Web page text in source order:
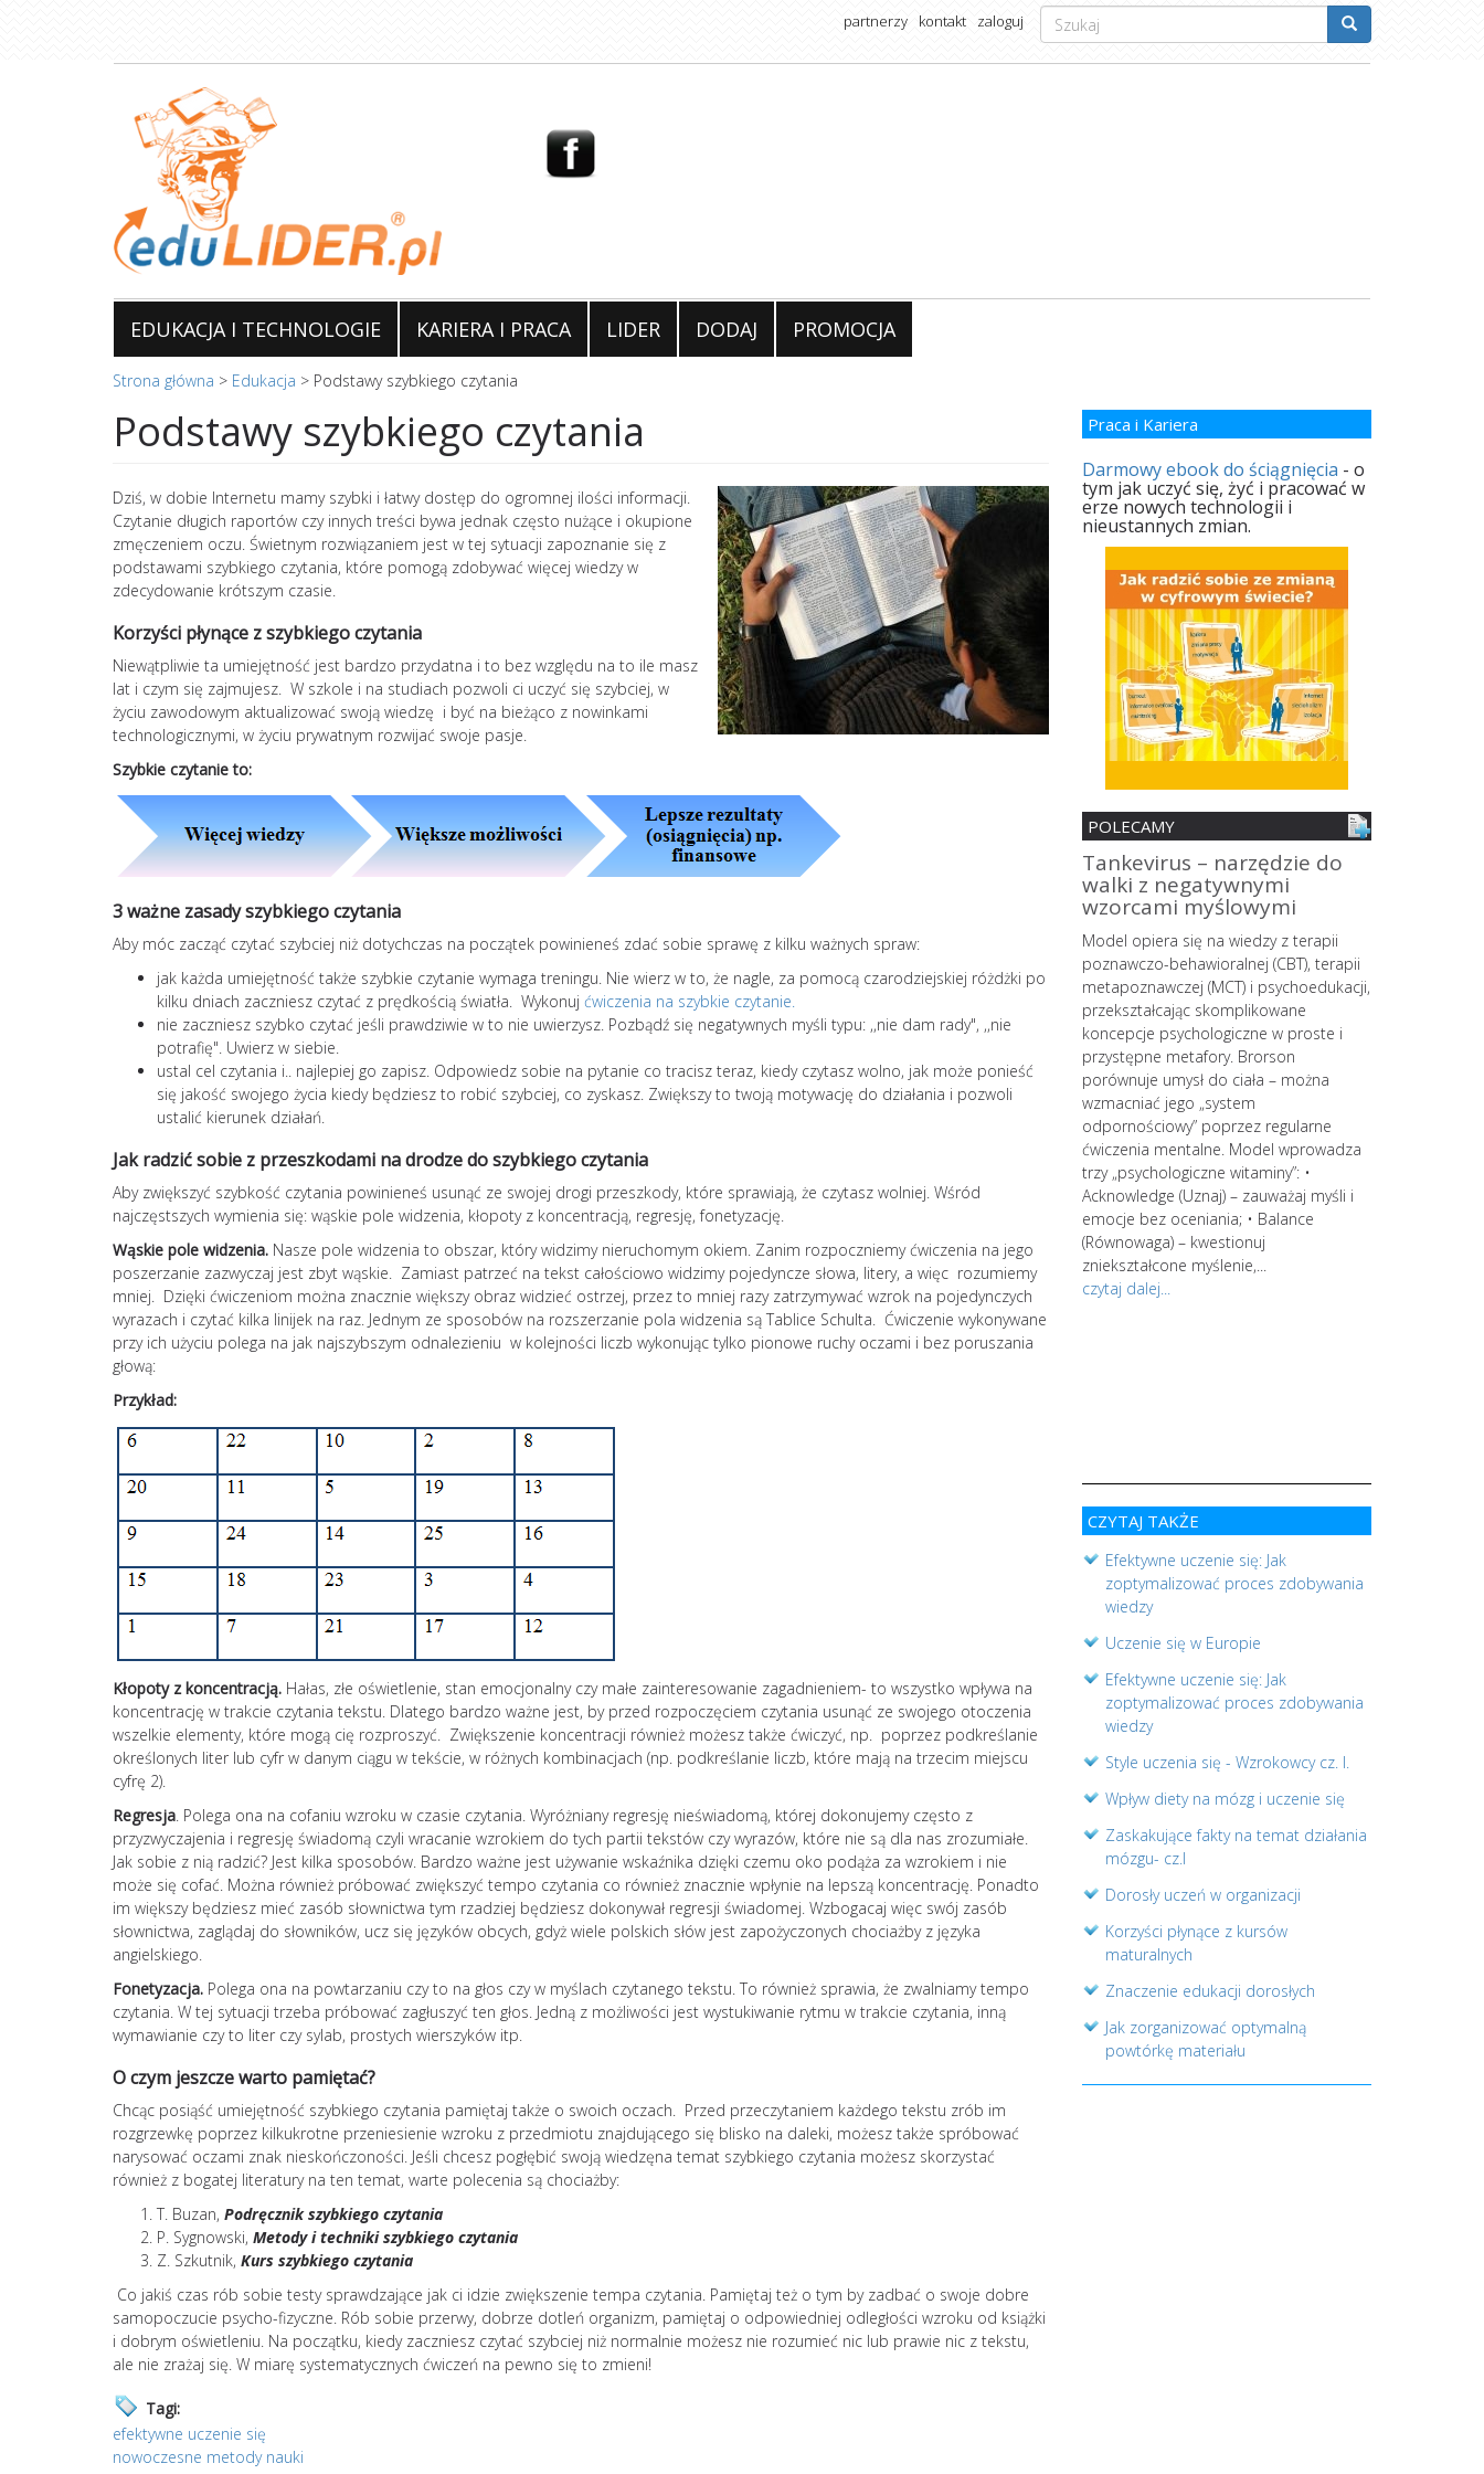
Formularz
wyszukiwania
Szukaj
partnerzy kontakt zaloguj
EDUKACJA I TECHNOLOGIE KARIERA I PRACA LIDER DODAJ PROMOCJA
Strona główna > Edukacja > Podstawy szybkiego czytania
Podstawy szybkiego czytania
Dziś, w dobie Internetu mamy szybki i łatwy dostęp do ogromnej ilości informacji.
Czytanie długich raportów czy innych treści bywa jednak często nużące i okupione
zmęczeniem oczu. Świetnym rozwiązaniem jest w tej sytuacji zapoznanie się z
podstawami szybkiego czytania, które pomogą zdobywać więcej wiedzy w
zdecydowanie krótszym czasie.
Korzyści płynące z szybkiego czytania
Niewątpliwie ta umiejętność jest bardzo przydatna i to bez względu na to ile masz
lat i czym się zajmujesz. W szkole i na studiach pozwoli ci uczyć się szybciej, w
życiu zawodowym aktualizować swoją wiedzę i być na bieżąco z nowinkami
technologicznymi, w życiu prywatnym rozwijać swoje pasje.
Szybkie czytanie to:
3 ważne zasady szybkiego czytania
Aby móc zacząć czytać szybciej niż dotychczas na początek powinieneś zdać sobie sprawę z kilku ważnych spraw:
jak każda umiejętność także szybkie czytanie wymaga treningu. Nie wierz w to, że nagle, za pomocą czarodziejskiej różdżki po
kilku dniach zaczniesz czytać z prędkością światła. Wykonuj ćwiczenia na szybkie czytanie.
nie zaczniesz szybko czytać jeśli prawdziwie w to nie uwierzysz. Pozbądź się negatywnych myśli typu: ,,nie dam rady", ,,nie
potrafię". Uwierz w siebie.
ustal cel czytania i.. najlepiej go zapisz. Odpowiedz sobie na pytanie co tracisz teraz, kiedy czytasz wolno, jak może ponieść
się jakość swojego życia kiedy będziesz to robić szybciej, co zyskasz. Zwiększy to twoją motywację do działania i pozwoli
ustalić kierunek działań.
Jak radzić sobie z przeszkodami na drodze do szybkiego czytania
Aby zwiększyć szybkość czytania powinieneś usunąć ze swojej drogi przeszkody, które sprawiają, że czytasz wolniej. Wśród
najczęstszych wymienia się: wąskie pole widzenia, kłopoty z koncentracją, regresję, fonetyzację.
Wąskie pole widzenia. Nasze pole widzenia to obszar, który widzimy nieruchomym okiem. Zanim rozpoczniemy ćwiczenia na jego
poszerzanie zazwyczaj jest zbyt wąskie. Zamiast patrzeć na tekst całościowo widzimy pojedyncze słowa, litery, a więc rozumiemy
mniej. Dzięki ćwiczeniom można znacznie większy obraz widzieć ostrzej, przez to mniej razy zatrzymywać wzrok na pojedynczych
wyrazach i czytać kilka linijek na raz. Jednym ze sposobów na rozszerzanie pola widzenia są Tablice Schulta. Ćwiczenie wykonywane
przy ich użyciu polega na jak najszybszym odnalezieniu w kolejności liczb wykonując tylko pionowe ruchy oczami i bez poruszania
głową:
Przykład:
Kłopoty z koncentracją. Hałas, złe oświetlenie, stan emocjonalny czy małe zainteresowanie zagadnieniem- to wszystko wpływa na
koncentrację w trakcie czytania tekstu. Dlatego bardzo ważne jest, by przed rozpoczęciem czytania usunąć ze swojego otoczenia
wszelkie elementy, które mogą cię rozproszyć. Zwiększenie koncentracji również możesz także ćwiczyć, np. poprzez podkreślanie
określonych liter lub cyfr w danym ciągu w tekście, w różnych kombinacjach (np. podkreślanie liczb, które mają na trzecim miejscu
cyfrę 2).
Regresja . Polega ona na cofaniu wzroku w czasie czytania. Wyróżniany regresję nieświadomą, której dokonujemy często z
przyzwyczajenia i regresję świadomą czyli wracanie wzrokiem do tych partii tekstów czy wyrazów, które nie są dla nas zrozumiałe.
Jak sobie z nią radzić? Jest kilka sposobów. Bardzo ważne jest używanie wskaźnika dzięki czemu oko podąża za wzrokiem i nie
może się cofać. Można również próbować zwiększyć tempo czytania co również znacznie wpłynie na lepszą koncentrację. Ponadto
im większy będziesz mieć zasób słownictwa tym rzadziej będziesz dokonywał regresji świadomej. Wzbogacaj więc swój zasób
słownictwa, zaglądaj do słowników, ucz się języków obcych, gdyż wiele polskich słów jest zapożyczonych chociażby z języka
angielskiego.
Fonetyzacja. Polega ona na powtarzaniu czy to na głos czy w myślach czytanego tekstu. To również sprawia, że zwalniamy tempo
czytania. W tej sytuacji trzeba próbować zagłuszyć ten głos. Jedną z możliwości jest wystukiwanie rytmu w trakcie czytania, inną
wymawianie czy to liter czy sylab, prostych wierszyków itp.
O czym jeszcze warto pamiętać?
Chcąc posiąść umiejętność szybkiego czytania pamiętaj także o swoich oczach. Przed przeczytaniem każdego tekstu zrób im
rozgrzewkę poprzez kilkukrotne przeniesienie wzroku z przedmiotu znajdującego się blisko na daleki, możesz także spróbować
narysować oczami znak nieskończoności. Jeśli chcesz pogłębić swoją wiedzęna temat szybkiego czytania możesz skorzystać
również z bogatej literatury na ten temat, warte polecenia są chociażby:
T. Buzan, Podręcznik szybkiego czytania
P. Sygnowski, Metody i techniki szybkiego czytania
Z. Szkutnik, Kurs szybkiego czytania
Co jakiś czas rób sobie testy sprawdzające jak ci idzie zwiększenie tempa czytania. Pamiętaj też o tym by zadbać o swoje dobre
samopoczucie psycho-fizyczne. Rób sobie przerwy, dobrze dotleń organizm, pamiętaj o odpowiedniej odległości wzroku od książki
i dobrym oświetleniu. Na początku, kiedy zaczniesz czytać szybciej niż normalnie możesz nie rozumieć nic lub prawie nic z tekstu,
ale nie zrażaj się. W miarę systematycznych ćwiczeń na pewno się to zmieni!
Tagi:
efektywne uczenie się
nowoczesne metody nauki
Praca i Kariera
Darmowy ebook do ściągnięcia - o
tym jak uczyć się, żyć i pracować w
erze nowych technologii i
nieustannych zmian.
POLECAMY
Jak uniknąć wypalenia
zawodowego? 10
zatacza coraz
Burnout jako zespół stresu
niczym pożar. Prowadzi nie tylko do
rozdrażenienia, ale również niszczy
zawodowemu? Według amerykańskiej
zawodowe przebiega zgodnie z
następującym schematem: Powyższe
stadia mogą występować łącznie lub
pojawiać się kolejno u...
czytaj dalej...
Tankevirus – narzędzie do
walki z negatywnymi
wzorcami myślowymi
Model opiera się na wiedzy z terapii
poznawczo-behawioralnej (CBT), terapii
metapoznawczej (MCT) i psychoedukacji,
przekształcając skomplikowane
koncepcje psychologiczne w proste i
przystępne metafory. Brorson
porównuje umysł do ciała – można
wzmacniać jego „system
odpornościowy” poprzez regularne
ćwiczenia mentalne. Model wprowadza
trzy „psychologiczne witaminy”: •
Acknowledge (Uznaj) – zauważaj myśli i
emocje bez oceniania; • Balance
(Równowaga) – kwestionuj
zniekształcone myślenie,...
czytaj dalej...
CZYTAJ TAKŻE
Efektywne uczenie się: Jak
zoptymalizować proces zdobywania
wiedzy
Uczenie się w Europie
Efektywne uczenie się: Jak
zoptymalizować proces zdobywania
wiedzy
Style uczenia się - Wzrokowcy cz. I.
Wpływ diety na mózg i uczenie się
Zaskakujące fakty na temat działania
mózgu- cz.I
Dorosły uczeń w organizacji
Korzyści płynące z kursów
maturalnych
Znaczenie edukacji dorosłych
Jak zorganizować optymalną
powtórkę materiału